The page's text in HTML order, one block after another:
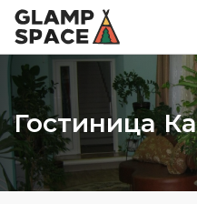
Гостиница